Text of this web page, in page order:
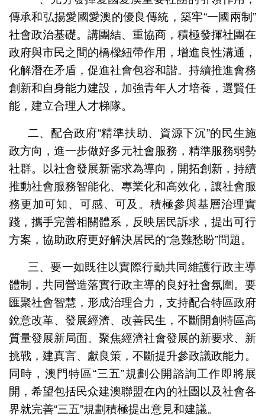
傳承和弘揚愛國愛澳的優良傳統，築牢“一國兩制”
社會政治基礎。講團結、重協商，積極發揮社團在
政府與市民之間的橋樑紐帶作用，增進良性溝通，
化解潛在矛盾，促進社會包容和諧。持續推進會務
創新和自身能力建設，加強青年人才培養，選賢任
能，建立合理人才梯隊。
二、配合政府“精準扶助、資源下沉”的民生施
政方向，進一步做好多元社會服務，精準服務弱勢
社群。以社會發展新需求為導向，開拓創新，持續
推動社會服務智能化、專業化和高效化，讓社會服
務更加可知、可感、可及。積極參與基層治理實
踐，攜手完善相關體系，反映居民訴求，提出可行
方案，協助政府更好解決居民的“急難愁盼”問題。
三、要一如既往以實際行動共同維護行政主導
體制，共同營造落實行政主導的良好社會氛圍。要
匯聚社會智慧，形成治理合力，支持配合特區政府
銳意改革、發展經濟、改善民生，不斷開創特區高
質量發展新局面。聚焦經濟社會發展的新要求、新
挑戰，建真言、獻良策，不斷提升參政議政能力。
同時，澳門特區“三五”規劃公開諮詢工作即將展
開，希望包括民众建澳聯盟在內的社團以及社會各
界就完善“三五”規劃積極提出意見和建議。